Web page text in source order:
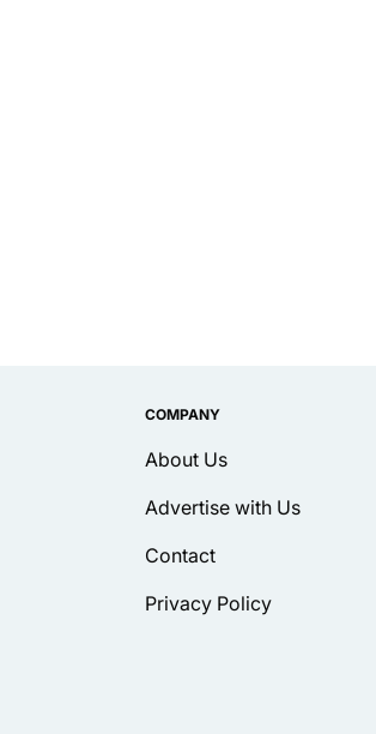
COMPANY
About Us
Advertise with Us
Contact
Privacy Policy